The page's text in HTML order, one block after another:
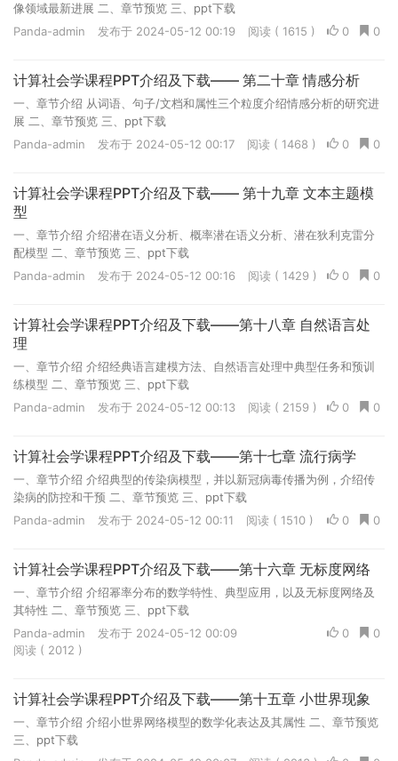
像领域最新进展 二、章节预览 三、ppt下载
0
0
Panda-admin 发布于 2024-05-12 00:19 阅读 ( 1615 )
计算社会学课程PPT介绍及下载—— 第二十章 情感分析
一、章节介绍 从词语、句子/文档和属性三个粒度介绍情感分析的研究进
展 二、章节预览 三、ppt下载
0
0
Panda-admin 发布于 2024-05-12 00:17 阅读 ( 1468 )
计算社会学课程PPT介绍及下载—— 第十九章 文本主题模
型
一、章节介绍 介绍潜在语义分析、概率潜在语义分析、潜在狄利克雷分
配模型 二、章节预览 三、ppt下载
0
0
Panda-admin 发布于 2024-05-12 00:16 阅读 ( 1429 )
计算社会学课程PPT介绍及下载——第十八章 自然语言处
理
一、章节介绍 介绍经典语言建模方法、自然语言处理中典型任务和预训
练模型 二、章节预览 三、ppt下载
0
0
Panda-admin 发布于 2024-05-12 00:13 阅读 ( 2159 )
计算社会学课程PPT介绍及下载——第十七章 流行病学
一、章节介绍 介绍典型的传染病模型，并以新冠病毒传播为例，介绍传
染病的防控和干预 二、章节预览 三、ppt下载
0
0
Panda-admin 发布于 2024-05-12 00:11 阅读 ( 1510 )
计算社会学课程PPT介绍及下载——第十六章 无标度网络
一、章节介绍 介绍幂率分布的数学特性、典型应用，以及无标度网络及
其特性 二、章节预览 三、ppt下载
0
0
Panda-admin
发布于 2024-05-12 00:09
阅读 ( 2012 )
计算社会学课程PPT介绍及下载——第十五章 小世界现象
一、章节介绍 介绍小世界网络模型的数学化表达及其属性 二、章节预览
三、ppt下载